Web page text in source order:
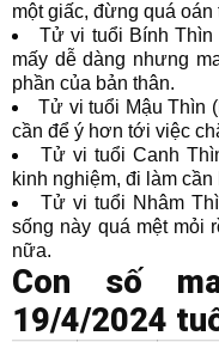
một giấc, đừng quá oán
Tử vi tuổi Bính Thìn
mấy dễ dàng nhưng
phần của bản thân.
Tử vi tuổi Mậu Thìn
cần để ý hơn tới việc
Tử vi tuổi Canh
kinh nghiệm, đi làm cần
Tử vi tuổi Nhâm
sống này quá mệt mỏi
nữa.
Con số
19/4/2024